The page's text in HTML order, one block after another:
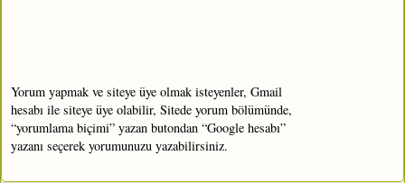
Yorum yapmak ve siteye üye olmak isteyenler, Gmail
hesabı ile siteye üye olabilir, Sitede yorum bölümünde,
“yorumlama biçimi” yazan butondan “Google hesabı”
yazanı seçerek yorumunuzu yazabilirsiniz.